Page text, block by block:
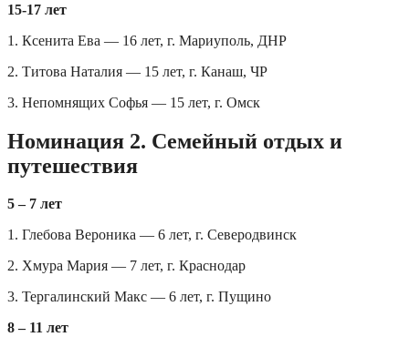
15-17 лет
1. Ксенита Ева — 16 лет, г. Мариуполь, ДНР
2. Титова Наталия — 15 лет, г. Канаш, ЧР
3. Непомнящих Софья — 15 лет, г. Омск
Номинация 2. Семейный отдых и
путешествия
5 – 7 лет
1. Глебова Вероника — 6 лет, г. Северодвинск
2. Хмура Мария — 7 лет, г. Краснодар
3. Тергалинский Макс — 6 лет, г. Пущино
8 – 11 лет